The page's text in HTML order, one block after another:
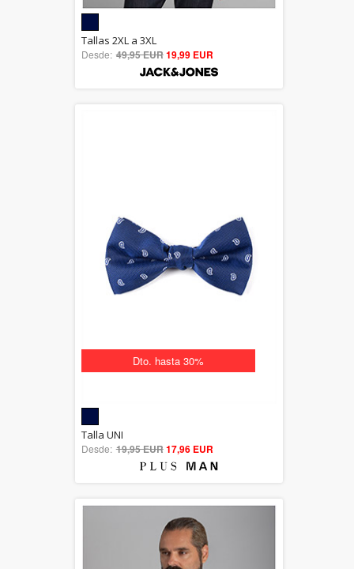
5.00
out of 5
Tallas 2XL a 3XL
Desde: 49,95 EUR19,99 EUR
Dto. hasta 30%
out of 5
Talla UNI
Desde: 19,95 EUR17,96 EUR